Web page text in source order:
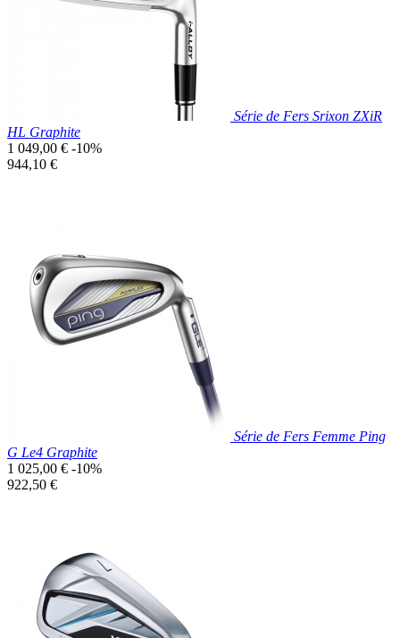
Série de Fers Srixon ZXiR
HL Graphite
Prix
de
1 049,00 € -10%
Prix
944,10 €
Aperçu rapide
Série de Fers Femme Ping
G Le4 Graphite
Prix
de
1 025,00 € -10%
Prix
922,50 €
Prix réduit
Aperçu rapide